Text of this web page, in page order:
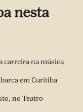
nesta
carreira na música
em Curitiba
no Teatro